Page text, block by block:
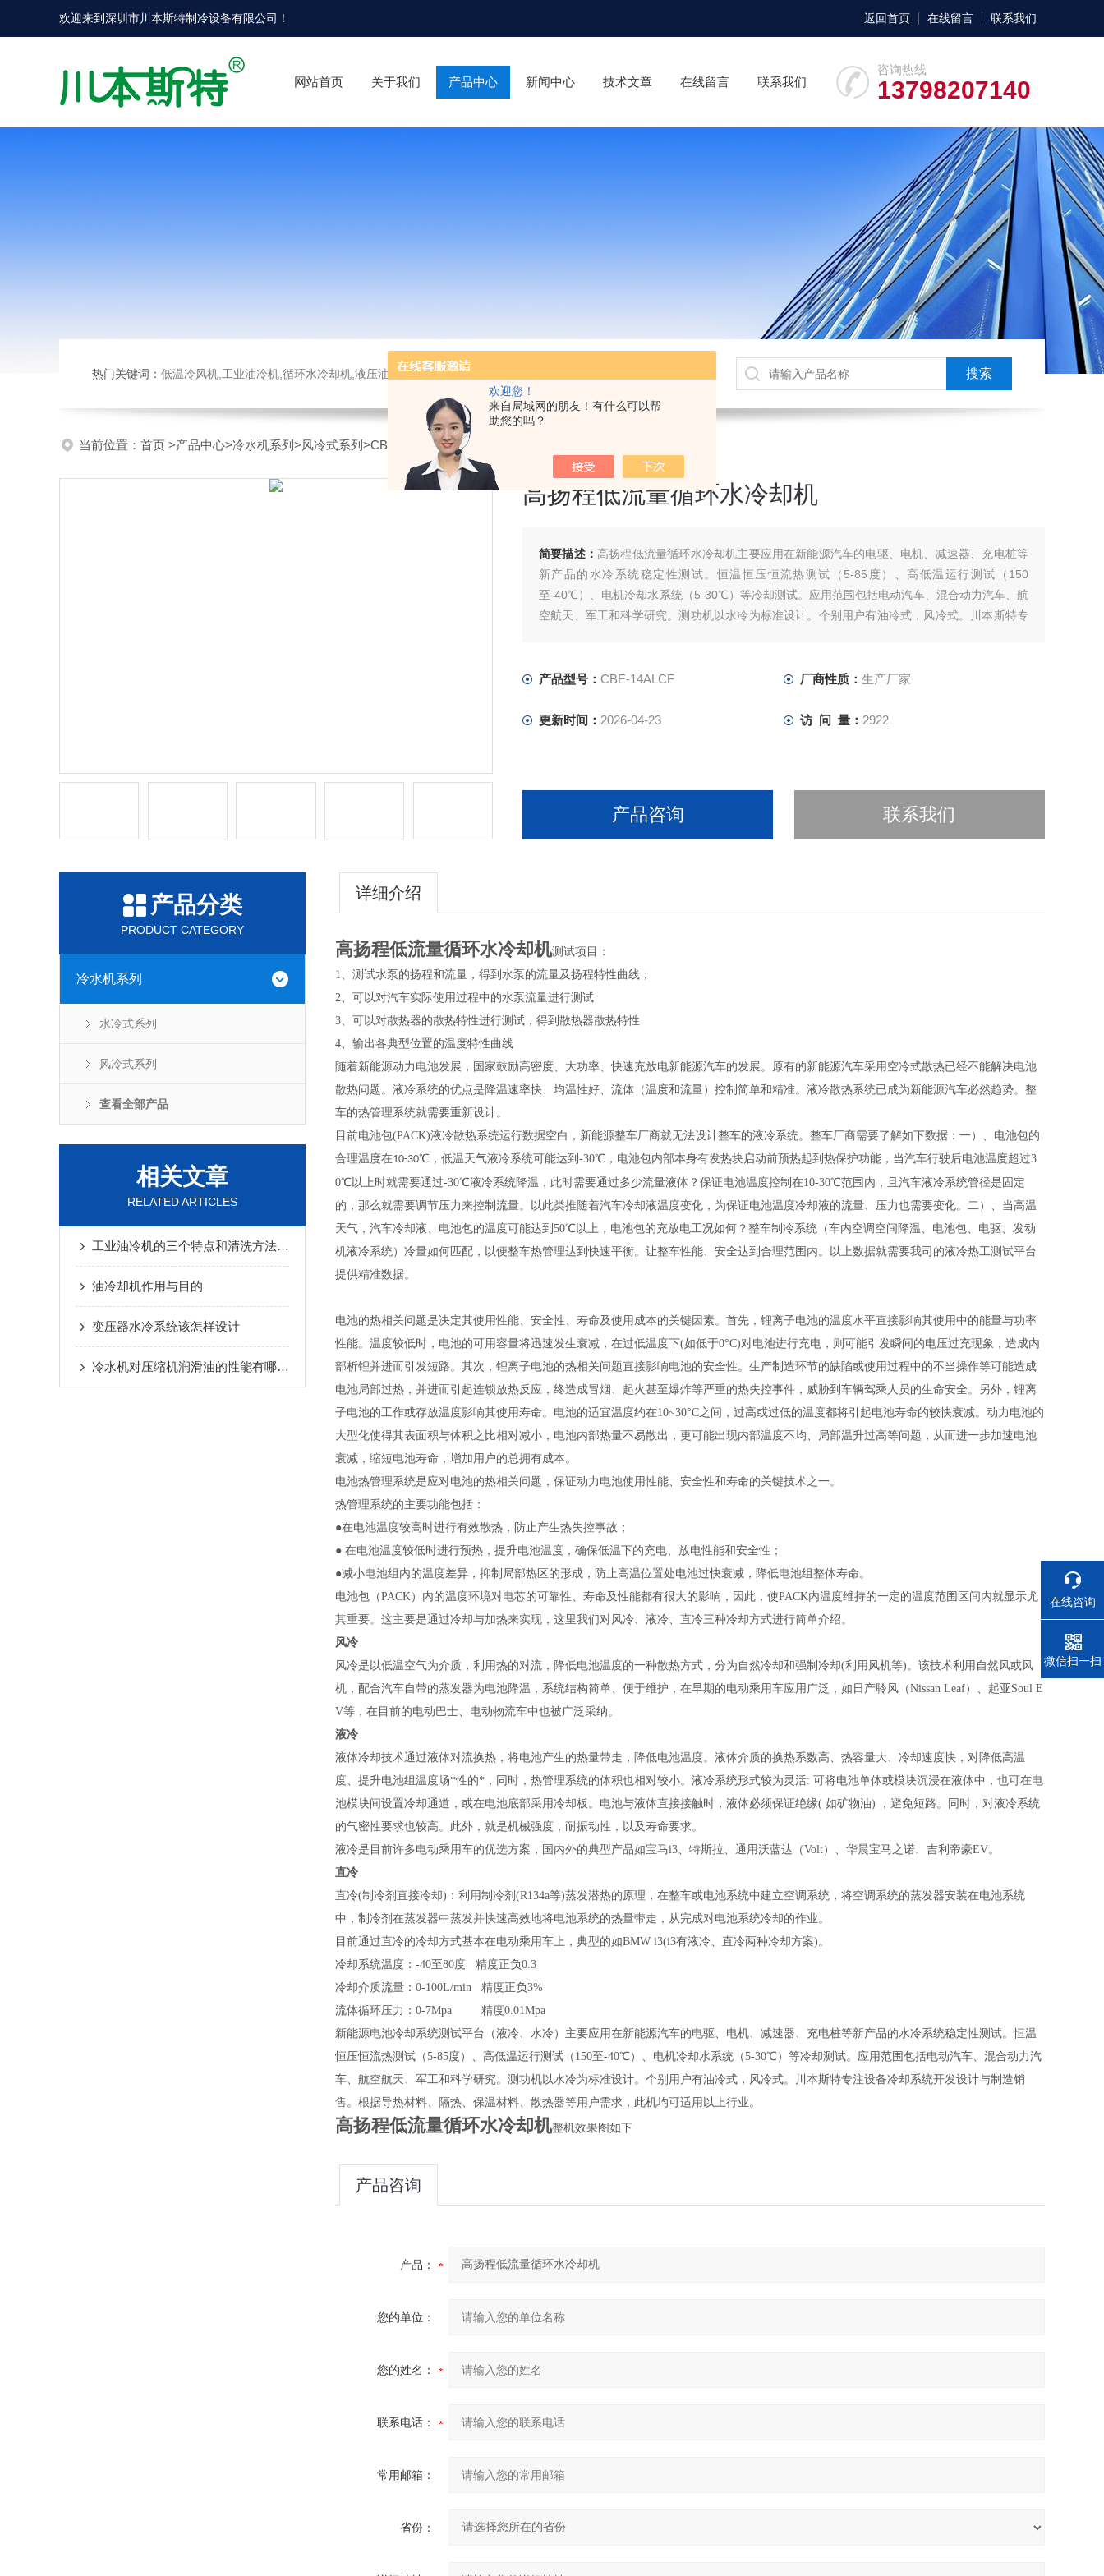
欢迎您！
来自局域网的朋友！有什么可以帮
助您的吗？
欢迎来到深圳市川本斯特制冷设备有限公司 ！ 返回首页 在线留言 联系我们
咨询热线
13798207140
网站首页 关于我们 产品中心 新闻中心 技术文章 在线留言 联系我们
热门关键词： 低温冷风机,工业油冷机,循环水冷却机,液压油冷却机
当前位置： 首页 >产品中心>冷水机系列 >风冷式系列 >CBE-14ALCF高扬程低流量循环水冷却机
高扬程低流量循环水冷却机
简要描述： 高扬程低流量循环水冷却机主要应用在新能源汽车的电驱、电机、减速器、充电桩等
新产品的水冷系统稳定性测试。恒温恒压恒流热测试（5-85度）、高低温运行测试（150
至-40℃）、电机冷却水系统（5-30℃）等冷却测试。应用范围包括电动汽车、混合动力汽车、航
空航天、军工和科学研究。测功机以水冷为标准设计。个别用户有油冷式，风冷式。川本斯特专
产品型号： CBE-14ALCF 厂商性质： 生产厂家
更新时间： 2026-04-23 访 问 量： 2922
产品咨询 联系我们
产品分类
PRODUCT CATEGORY
冷水机系列
水冷式系列
风冷式系列
查看全部产品
相关文章
RELATED ARTICLES
工业油冷机的三个特点和清洗方法说明
油冷却机作用与目的
变压器水冷系统该怎样设计
冷水机对压缩机润滑油的性能有哪些要求
详细介绍
高扬程低流量循环水冷却机测试项目：
1、测试水泵的扬程和流量，得到水泵的流量及扬程特性曲线；
2、可以对汽车实际使用过程中的水泵流量进行测试
3、可以对散热器的散热特性进行测试，得到散热器散热特性
4、输出各典型位置的温度特性曲线
随着新能源动力电池发展，国家鼓励高密度、大功率、快速充放电新能源汽车的发展。原有的新能源汽车采用空冷式散热已经不能解决电池
散热问题。液冷系统的优点是降温速率快、均温性好、流体（温度和流量）控制简单和精准。液冷散热系统已成为新能源汽车必然趋势。整
车的热管理系统就需要重新设计。
目前电池包(PACK)液冷散热系统运行数据空白，新能源整车厂商就无法设计整车的液冷系统。整车厂商需要了解如下数据：一）、电池包的
合理温度在10-30℃， 低温天气液冷系统可能达到-30℃，电池包内部本身有发热块启动前预热起到热保护功能，当汽车行驶后电池温度超过3
0℃以上时就需要通过-30℃液冷系统降温，此时需要通过多少流量液体？保证电池温度控制在10-30℃范围内，且汽车液冷系统管径是固定
的，那么就需要调节压力来控制流量。以此类推随着汽车冷却液温度变化，为保证电池温度冷却液的流量、压力也需要变化。二）、当高温
天气，汽车冷却液、电池包的温度可能达到50℃以上，电池包的充放电工况如何？整车制冷系统（车内空调空间降温、电池包、电驱、发动
机液冷系统）冷量如何匹配，以便整车热管理达到快速平衡。让整车性能、安全达到合理范围内。以上数据就需要我司的液冷热工测试平台
提供精准数据。
电池的热相关问题是决定其使用性能、安全性、寿命及使用成本的关键因素。首先，锂离子电池的温度水平直接影响其使用中的能量与功率
性能。温度较低时，电池的可用容量将迅速发生衰减，在过低温度下(如低于0°C)对电池进行充电，则可能引发瞬间的电压过充现象，造成内
部析锂并进而引发短路。其次，锂离子电池的热相关问题直接影响电池的安全性。生产制造环节的缺陷或使用过程中的不当操作等可能造成
电池局部过热，并进而引起连锁放热反应，终造成冒烟、起火甚至爆炸等严重的热失控事件，威胁到车辆驾乘人员的生命安全。另外，锂离
子电池的工作或存放温度影响其使用寿命。电池的适宜温度约在10~30°C之间，过高或过低的温度都将引起电池寿命的较快衰减。动力电池的
大型化使得其表面积与体积之比相对减小，电池内部热量不易散出，更可能出现内部温度不均、局部温升过高等问题，从而进一步加速电池
衰减，缩短电池寿命，增加用户的总拥有成本。
电池热管理系统是应对电池的热相关问题，保证动力电池使用性能、安全性和寿命的关键技术之一。
热管理系统的主要功能包括：
●在电池温度较高时进行有效散热，防止产生热失控事故；
● 在电池温度较低时进行预热，提升电池温度，确保低温下的充电、放电性能和安全性；
●减小电池组内的温度差异，抑制局部热区的形成，防止高温位置处电池过快衰减，降低电池组整体寿命。
电池包（PACK）内的温度环境对电芯的可靠性、寿命及性能都有很大的影响，因此，使PACK内温度维持的一定的温度范围区间内就显示尤
其重要。这主要是通过冷却与加热来实现，这里我们对风冷、液冷、直冷三种冷却方式进行简单介绍。
风冷
风冷是以低温空气为介质，利用热的对流，降低电池温度的一种散热方式，分为自然冷却和强制冷却(利用风机等)。该技术利用自然风或风
机，配合汽车自带的蒸发器为电池降温，系统结构简单、便于维护，在早期的电动乘用车应用广泛，如日产聆风（Nissan Leaf）、起亚Soul E
V等，在目前的电动巴士、电动物流车中也被广泛采纳。
液冷
液体冷却技术通过液体对流换热，将电池产生的热量带走，降低电池温度。液体介质的换热系数高、热容量大、冷却速度快，对降低高温
度、提升电池组温度场*性的*，同时，热管理系统的体积也相对较小。液冷系统形式较为灵活: 可将电池单体或模块沉浸在液体中，也可在电
池模块间设置冷却通道，或在电池底部采用冷却板。电池与液体直接接触时，液体必须保证绝缘( 如矿物油) ，避免短路。同时，对液冷系统
的气密性要求也较高。此外，就是机械强度，耐振动性，以及寿命要求。
液冷是目前许多电动乘用车的优选方案，国内外的典型产品如宝马i3、特斯拉、通用沃蓝达（Volt）、华晨宝马之诺、吉利帝豪EV。
直冷
直冷(制冷剂直接冷却)：利用制冷剂(R134a等)蒸发潜热的原理，在整车或电池系统中建立空调系统，将空调系统的蒸发器安装在电池系统
中，制冷剂在蒸发器中蒸发并快速高效地将电池系统的热量带走，从完成对电池系统冷却的作业。
目前通过直冷的冷却方式基本在电动乘用车上，典型的如BMW i3(i3有液冷、直冷两种冷却方案)。
冷却系统温度：-40至80度 精度正负0.3
冷却介质流量：0-100L/min 精度正负3%
流体循环压力：0-7Mpa 精度0.01Mpa
新能源电池冷却系统测试平台（液冷、水冷）主要应用在新能源汽车的电驱、电机、减速器、充电桩等新产品的水冷系统稳定性测试。恒温
恒压恒流热测试（5-85度）、高低温运行测试（150至-40℃）、电机冷却水系统（5-30℃）等冷却测试。应用范围包括电动汽车、混合动力汽
车、航空航天、军工和科学研究。测功机以水冷为标准设计。个别用户有油冷式，风冷式。川本斯特专注设备冷却系统开发设计与制造销
售。根据导热材料、隔热、保温材料、散热器等用户需求，此机均可适用以上行业。
高扬程低流量循环水冷却机整机效果图如下
产品咨询
产品：
您的单位：
您的姓名：
联系电话：
常用邮箱：
省份：
在线咨询
电话
微信扫一扫